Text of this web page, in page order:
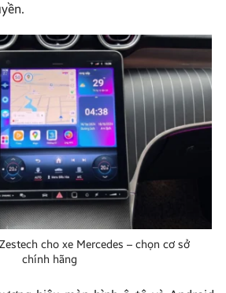
cho xe Mercedes – chọn cơ sở
chính hãng